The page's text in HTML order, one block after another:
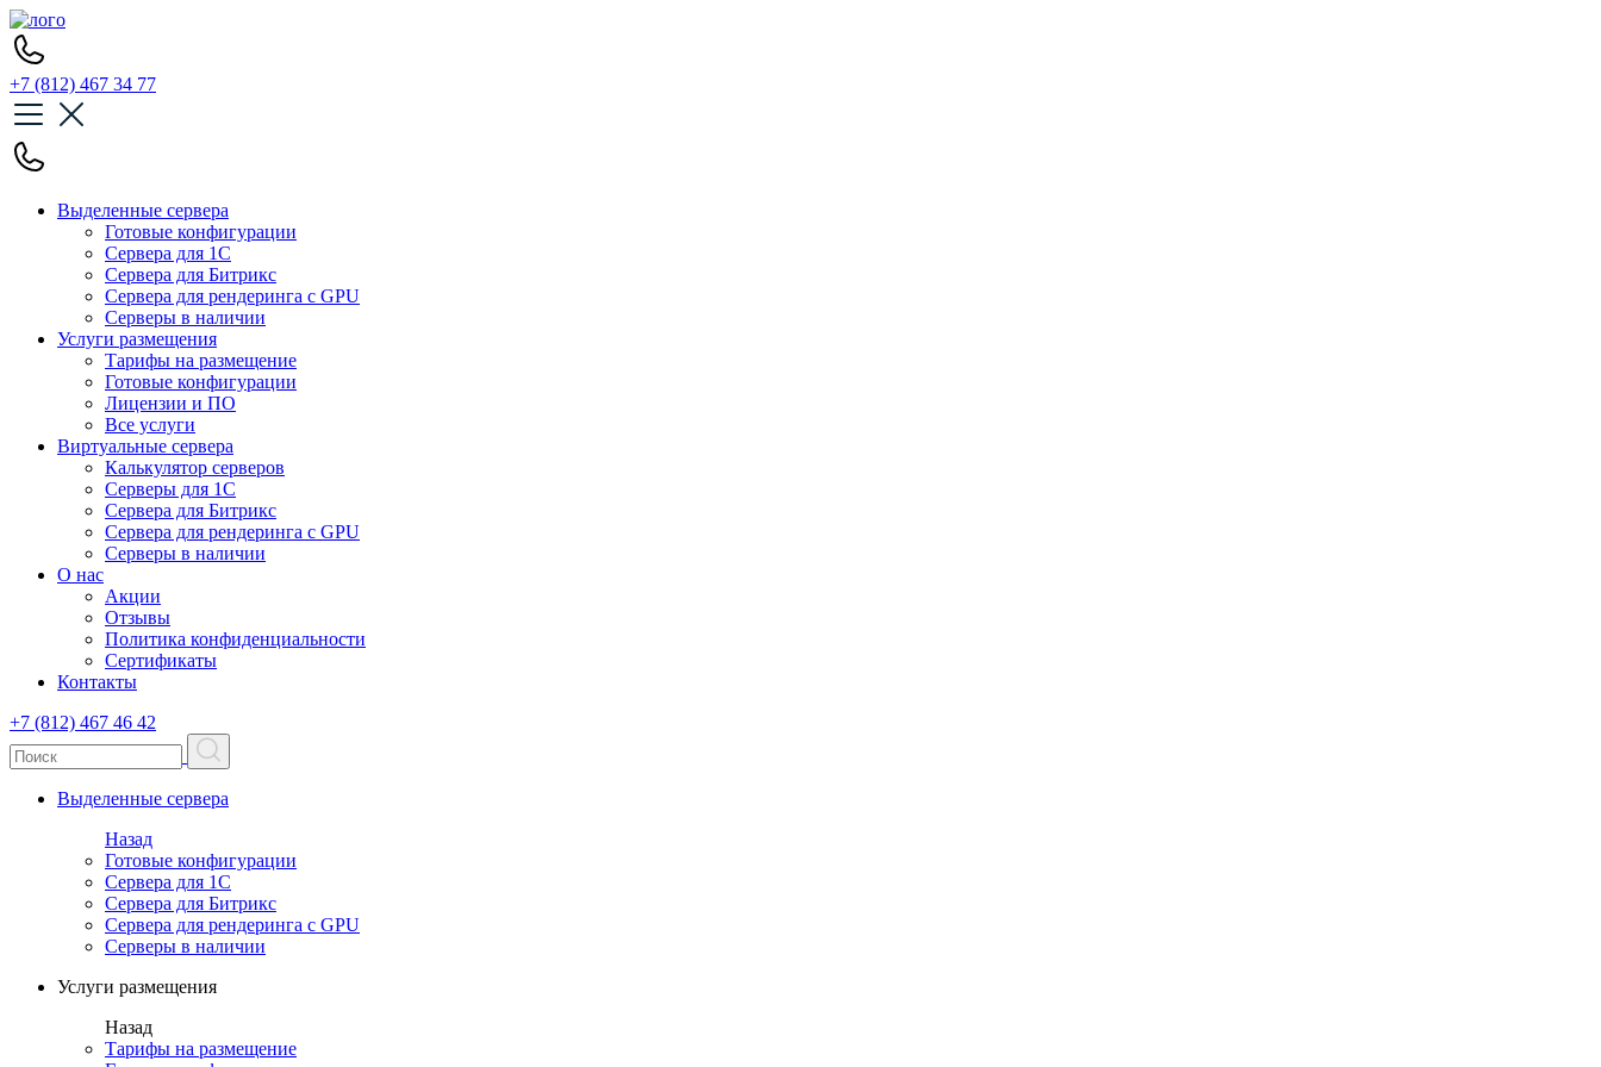
+7 (812) 467 34 77
Выделенные сервера
Готовые конфигурации
Сервера для 1С
Сервера для Битрикс
Сервера для рендеринга с GPU
Серверы в наличии
Услуги размещения
Тарифы на размещение
Готовые конфигурации
Лицензии и ПО
Все услуги
Виртуальные сервера
Калькулятор серверов
Серверы для 1С
Сервера для Битрикс
Сервера для рендеринга с GPU
Серверы в наличии
О нас
Акции
Отзывы
Политика конфиденциальности
Сертификаты
Контакты
+7 (812) 467 46 42
Выделенные сервера
Назад
Готовые конфигурации
Сервера для 1С
Сервера для Битрикс
Сервера для рендеринга с GPU
Серверы в наличии
Услуги размещения
Назад
Тарифы на размещение